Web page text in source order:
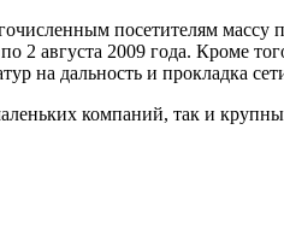
посетителям
2 августа 2009 года. Кроме
на дальность и прокладка
компаний, так и